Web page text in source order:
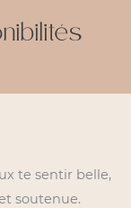
te sentir belle,
soutenue.